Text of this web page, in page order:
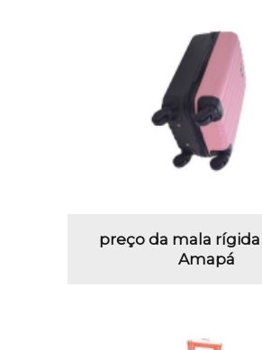
preço da mala
Amapá